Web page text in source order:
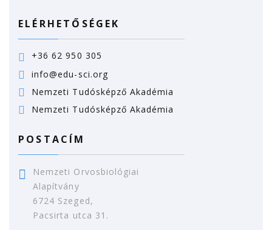
ELÉRHETŐSÉGEK
+36 62 950 305
info@edu-sci.org
Nemzeti Tudósképző Akadémia
Nemzeti Tudósképző Akadémia
POSTACÍM
Nemzeti Orvosbiológiai
Alapítvány
6724 Szeged,
Pacsirta utca 31.